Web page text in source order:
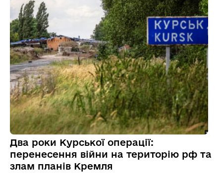
Два роки Курської операції:
перенесення війни на територію рф та
злам планів Кремля